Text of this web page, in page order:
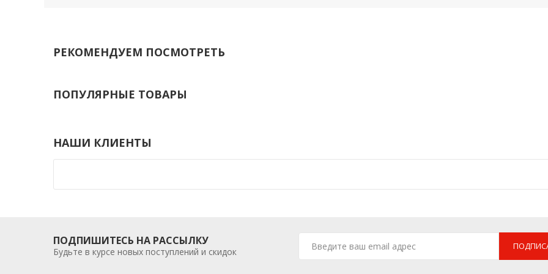
РЕКОМЕНДУЕМ ПОСМОТРЕТЬ
ПОПУЛЯРНЫЕ ТОВАРЫ
НАШИ КЛИЕНТЫ
ПОДПИШИТЕСЬ НА РАССЫЛКУ
Будьте в курсе новых поступлений и скидок